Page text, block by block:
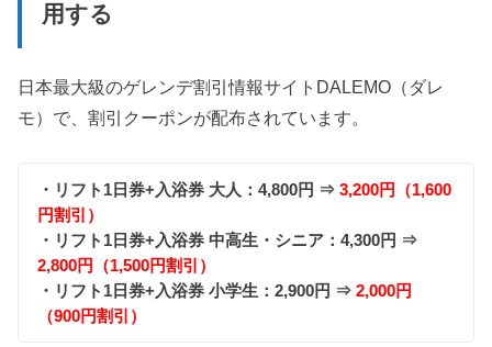
用する
日本最大級のゲレンデ割引情報サイトDALEMO（ダレ
モ）で、割引クーポンが配布されています。
・リフト1日券+入浴券 大人：4,800円 ⇒3,200円（1,600
円割引）
・リフト1日券+入浴券 中高生・シニア：4,300円 ⇒
2,800円（1,500円割引）
・リフト1日券+入浴券 小学生：2,900円 ⇒2,000円
（900円割引）